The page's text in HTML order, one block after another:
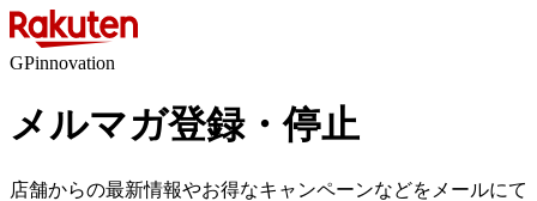
GPinnovation
メルマガ登録・停止
店舗からの最新情報やお得なキャンペーンなどをメールにて